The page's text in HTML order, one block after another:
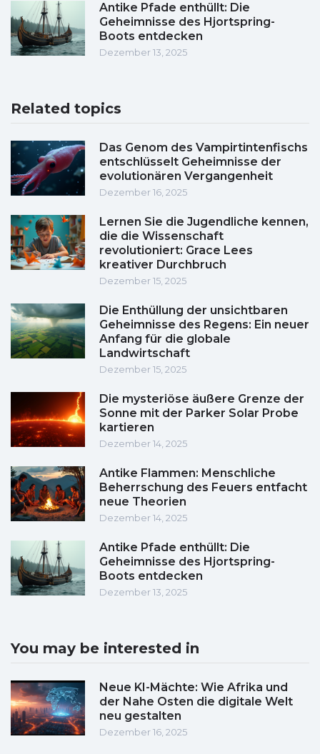
Antike Pfade enthüllt: Die
Geheimnisse des Hjortspring-
Boots entdecken
Dezember 13, 2025
Related topics
Das Genom des Vampirtintenfischs
entschlüsselt Geheimnisse der
evolutionären Vergangenheit
Dezember 16, 2025
Lernen Sie die Jugendliche kennen,
die die Wissenschaft
revolutioniert: Grace Lees
kreativer Durchbruch
Dezember 15, 2025
Die Enthüllung der unsichtbaren
Geheimnisse des Regens: Ein neuer
Anfang für die globale
Landwirtschaft
Dezember 15, 2025
Die mysteriöse äußere Grenze der
Sonne mit der Parker Solar Probe
kartieren
Dezember 14, 2025
Antike Flammen: Menschliche
Beherrschung des Feuers entfacht
neue Theorien
Dezember 14, 2025
Antike Pfade enthüllt: Die
Geheimnisse des Hjortspring-
Boots entdecken
Dezember 13, 2025
You may be interested in
Neue KI-Mächte: Wie Afrika und
der Nahe Osten die digitale Welt
neu gestalten
Dezember 16, 2025